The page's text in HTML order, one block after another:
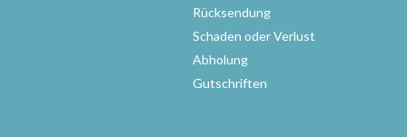
Rücksendung
Schaden oder Verlust
Abholung
Gutschriften